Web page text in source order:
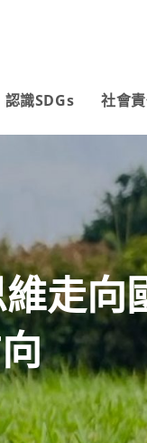
認識SDGs 社會
走